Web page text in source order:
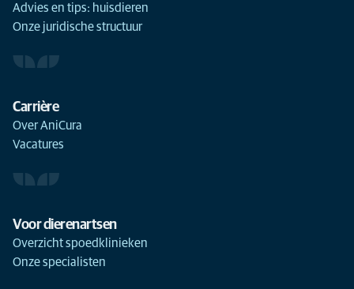
Advies en tips: huisdieren
Onze juridische structuur
Carrière
Over AniCura
Vacatures
Voor dierenartsen
Overzicht spoedklinieken
Onze specialisten